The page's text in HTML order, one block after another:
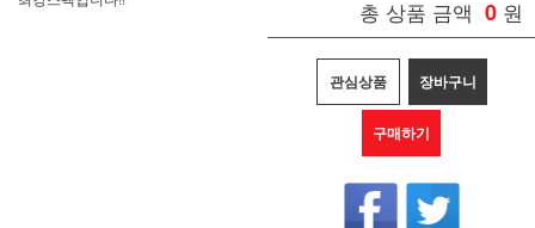
총 상품 금액 0 원
관심상품 장바구니
구매하기